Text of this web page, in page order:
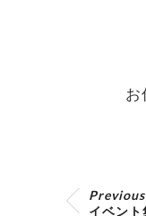
お
イベント